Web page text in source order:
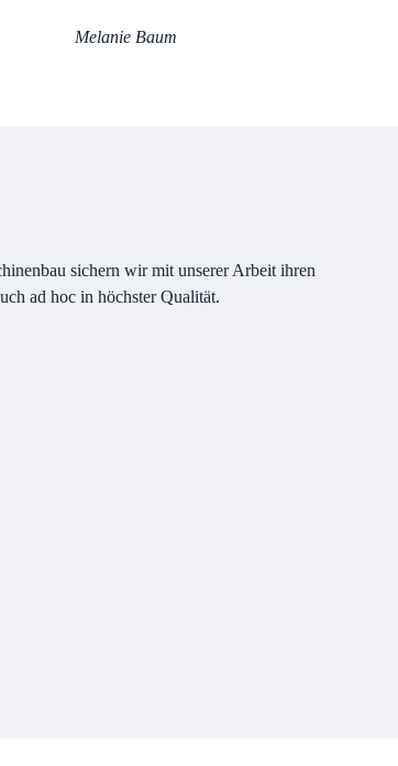
Melanie Baum
sichern wir mit unserer Arbeit ihren
ad hoc in höchster Qualität.